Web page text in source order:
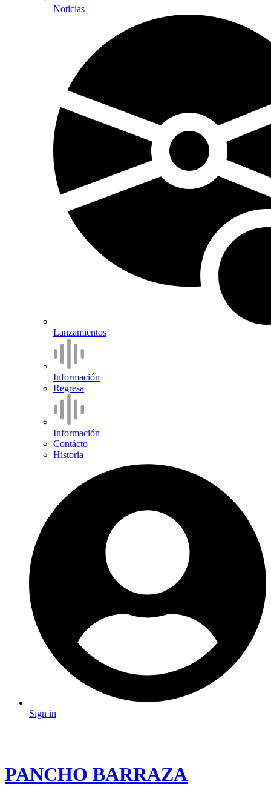
Noticias
Lanzamientos
Información
Regresa
Información
Contácto
Historia
Sign in
PANCHO BARRAZA